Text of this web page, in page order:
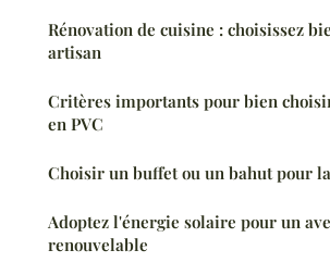
Rénovation de cuisine : choisissez
artisan
Critères importants pour bien
en PVC
Choisir un buffet ou un bahut pour
Adoptez l'énergie solaire pour un
renouvelable